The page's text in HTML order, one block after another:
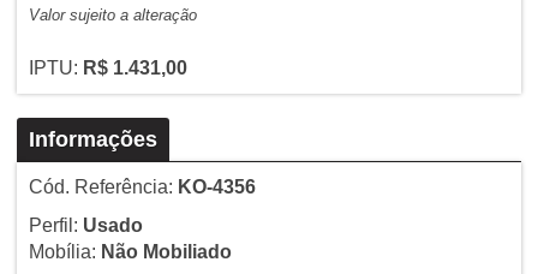
Valor sujeito a alteração
IPTU: R$ 1.431,00
Informações
Cód. Referência: KO-4356
Perfil: Usado
Mobília: Não Mobiliado